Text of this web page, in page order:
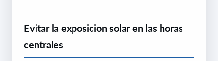
Evitar la exposicion solar en las horas
centrales